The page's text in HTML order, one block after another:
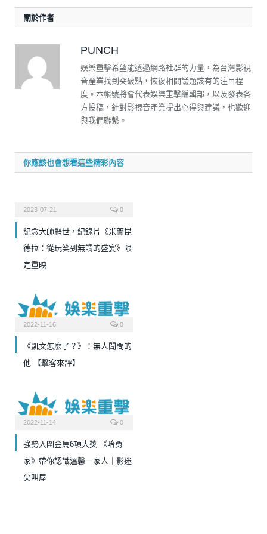
關於作者
PUNCH
娛樂重擊希望能透過網路社群的力量，為台灣影視
音產業找到突破點，恢復相關議題該有的注目程
度。本帳號將會代表娛樂重擊編輯部，以及發表各
方投稿，針對影視音產業提出心得與建議，也歡迎
與我們聯繫。
你應該也會想看這些精彩內容
2023-07-21 0
紀念大師辭世，紀錄片《米蘭昆
德拉：從玩笑到無謂的盛宴》限
定重映
2022-11-16 0
《凱文怎麼了？》：無人聞問的
他 【擊客來評】
2022-11-14 0
強勢入圍金馬6項大獎 《哈勇
家》帶你認識溫馨一家人｜影迷
尖叫屋